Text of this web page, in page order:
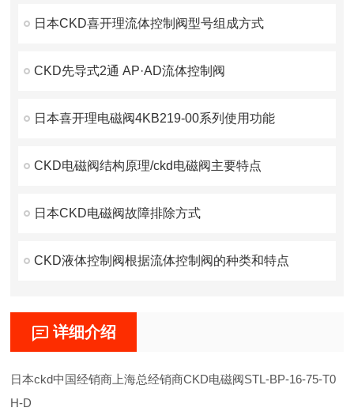
日本CKD喜开理流体控制阀型号组成方式
CKD先导式2通 AP·AD流体控制阀
日本喜开理电磁阀4KB219-00系列使用功能
CKD电磁阀结构原理/ckd电磁阀主要特点
日本CKD电磁阀故障排除方式
CKD液体控制阀根据流体控制阀的种类和特点
详细介绍
日本ckd中国经销商上海总经销商CKD电磁阀STL-BP-16-75-T0
H-D